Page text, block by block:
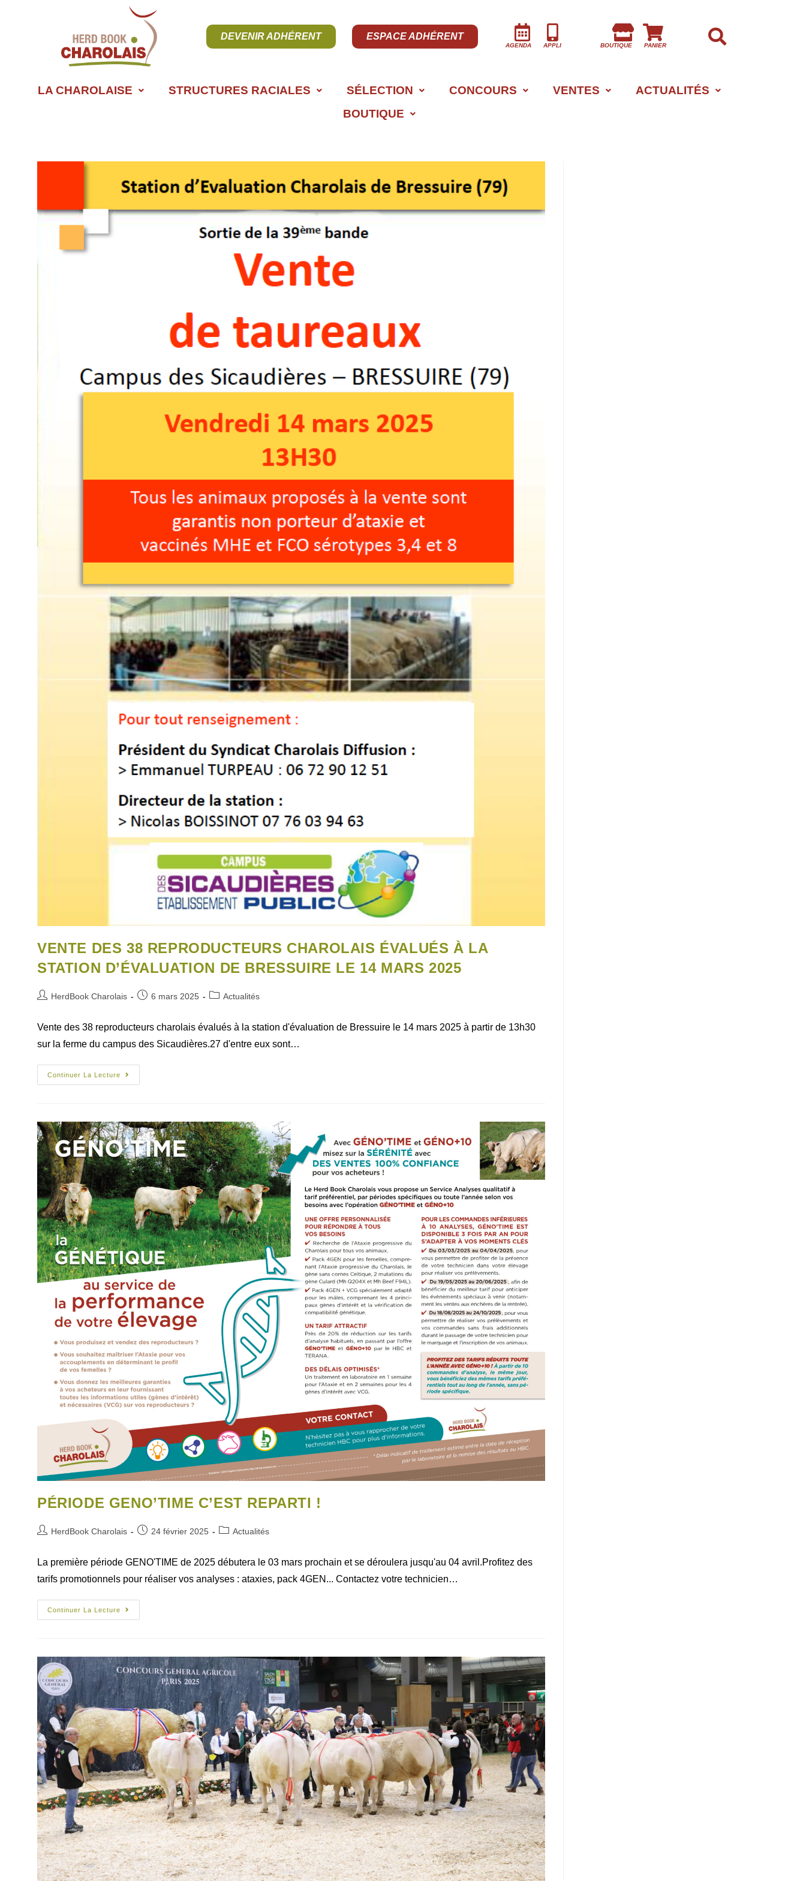
DEVENIR ADHÉRENT ESPACE ADHÉRENT
AGENDA APPLI BOUTIQUE PANIER
LA CHAROLAISE STRUCTURES RACIALES SÉLECTION CONCOURS VENTES
ACTUALITÉS
BOUTIQUE
VENTE DES 38 REPRODUCTEURS CHAROLAIS ÉVALUÉS À LA
STATION D’ÉVALUATION DE BRESSUIRE LE 14 MARS 2025
HerdBook Charolais 6 mars 2025 Actualités
Vente des 38 reproducteurs charolais évalués à la station d'évaluation de Bressuire le 14 mars 2025 à partir de 13h30
sur la ferme du campus des Sicaudières.27 d'entre eux sont…
Continuer La Lecture
PÉRIODE GENO’TIME C’EST REPARTI !
HerdBook Charolais 24 février 2025 Actualités
La première période GENO'TIME de 2025 débutera le 03 mars prochain et se déroulera jusqu'au 04 avril.Profitez des
tarifs promotionnels pour réaliser vos analyses : ataxies, pack 4GEN... Contactez votre technicien…
Continuer La Lecture